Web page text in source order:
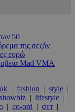
50
της σεζόν
ευρώ
Mad VMA
| fashion | style |
showbiz | lifestyle |
| co-ord | σετ |